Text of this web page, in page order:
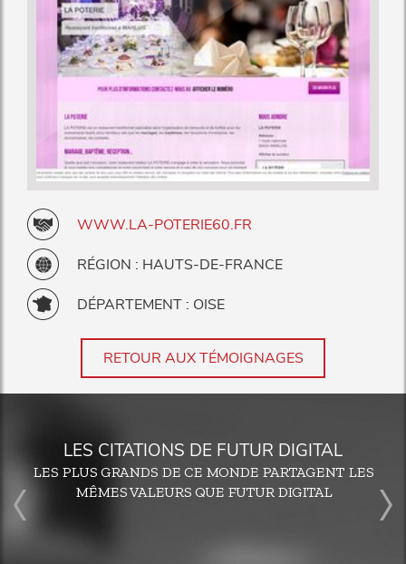
WWW.LA-POTERIE60.FR
RÉGION : HAUTS-DE-FRANCE
DÉPARTEMENT : OISE
RETOUR AUX TÉMOIGNAGES
LES CITATIONS DE FUTUR DIGITAL
LES PLUS GRANDS DE CE MONDE PARTAGENT LES
MÊMES VALEURS QUE FUTUR DIGITAL